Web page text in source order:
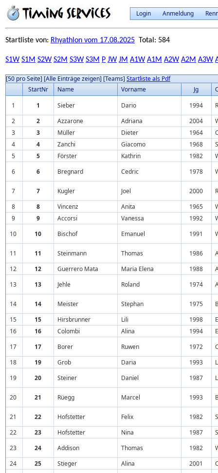
Login Anmeldung
Startliste von: Rhyathlon vom 17.08.2025 Total: 584
S1W S1M S2W S2M S3W S3M P JW JM A1W A1M A2W A2M A3W
[50 pro Seite] [Alle Einträge zeigen] [Teams] Startliste als Pdf
StartNr
Name Vorname Jg
1
1 Sieber Dario 1994
2
2 Azzarone Adriana 2004
3
3 Müller Dieter 1964
4
4 Zanchi Giacomo 1968
5
5 Förster Kathrin 1982
6
6 Bregnard Cedric 1978
7 7 Kugler Joel 2000
8
8 Vincenz Anita 1965
9
9 Accorsi Vanessa 1992
10
10 Bischof Emanuel 1991
11 11 Steinmann Thomas 1986
12
12 Guerrero Mata Maria Elena 1988
13
13 Jehle Roland 1974
14 14 Meister Stephan 1975
15
15 Hirsbrunner Lili 1998
16
16 Colombi Alina 1994
17
17 Borer Ruwen 1972
18
19 Grob Daria 1993
19
20 Steiner Daniel 1987
20 21 Rüegg Marcel 1993
21 22 Hofstetter Felix 1982
22
23 Hofstetter Nina 1987
23
24 Addison Thomas 1982
24
25 Stieger Alina 2001